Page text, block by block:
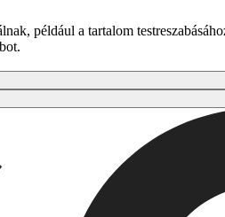
például a tartalom